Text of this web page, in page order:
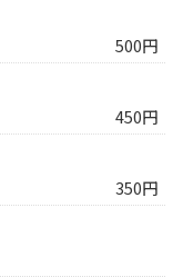
500円
450円
350円